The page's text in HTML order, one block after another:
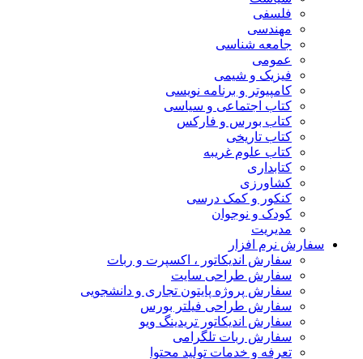
فلسفی
مهندسی
جامعه شناسی
عمومی
فیزیک و شیمی
کامپیوتر و برنامه نویسی
کتاب اجتماعی و سیاسی
کتاب بورس و فارکس
کتاب تاریخی
کتاب علوم غریبه
کتابداری
کشاورزی
کنکور و کمک‌ درسی
کودک و نوجوان
مدیریت
سفارش نرم افزار
سفارش اندیکاتور ، اکسپرت و ربات
سفارش طراحی سایت
سفارش پروژه پایتون تجاری و دانشجویی
سفارش طراحی فیلتر بورس
سفارش اندیکاتور تریدینگ ویو
سفارش ربات تلگرامی
تعرفه و خدمات تولید محتوا